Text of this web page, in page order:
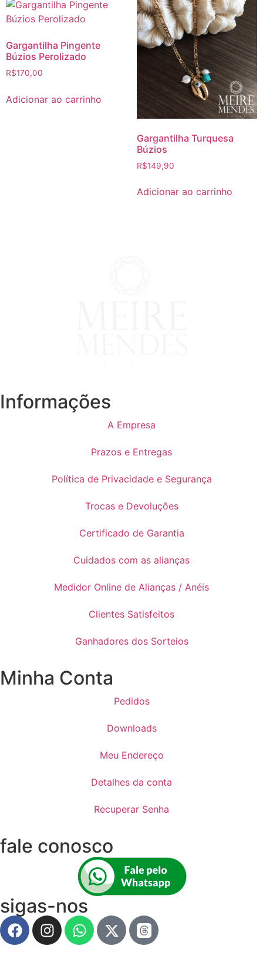
Gargantilha Pingente
Búzios Perolizado
R$170,00
Adicionar ao carrinho
Gargantilha Turquesa
Búzios
R$149,90
Adicionar ao carrinho
Informações
A Empresa
Prazos e Entregas
Política de Privacidade e Segurança
Trocas e Devoluções
Certificado de Garantia
Cuidados com as alianças
Medidor Online de Alianças / Anéis
Clientes Satisfeitos
Ganhadores dos Sorteios
Minha Conta
Pedidos
Downloads
Meu Endereço
Detalhes da conta
Recuperar Senha
fale conosco
sigas-nos